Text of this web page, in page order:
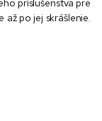
po jej skrášlenie.